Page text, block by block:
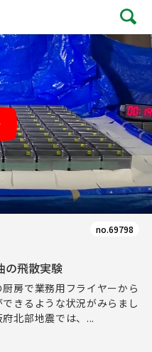
no.69798
の飛散実験
房で業務用フライヤーから
きるような状況がみらまし
北部地震では、...